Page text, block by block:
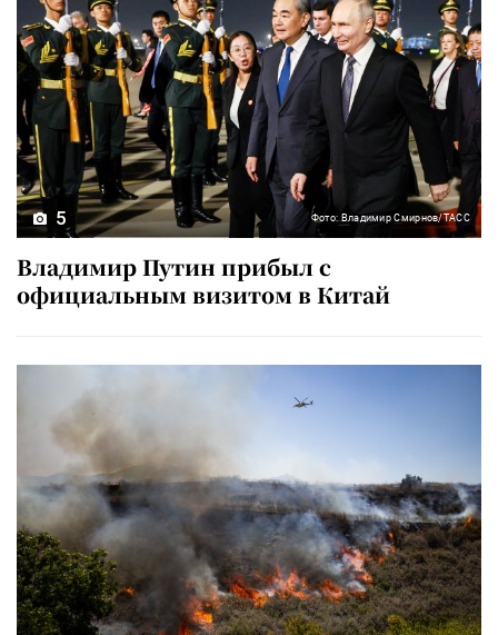
5 Фото: Владимир Смирнов/ТАСС
Владимир Путин прибыл с
официальным визитом в Китай